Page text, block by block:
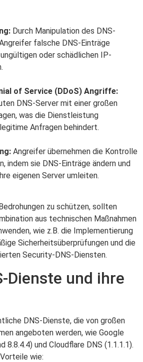
Durch Manipulation des DNS-
falsche DNS-Einträge
oder schädlichen IP-
of Service (DDoS) Angriffe:
DNS-Server mit einer großen
was die Dienstleistung
Anfragen behindert.
Angreifer übernehmen die Kontrolle
indem sie DNS-Einträge ändern und
eigenen Server umleiten.
zu schützen, sollten
aus technischen Maßnahmen
wie z.B. die Implementierung
Sicherheitsüberprüfungen und die
Security-DNS-Diensten.
Dienste und ihre
DNS-Dienste, die von großen
angeboten werden, wie Google
8.8.4.4) und Cloudflare DNS (1.1.1.1).
wie: